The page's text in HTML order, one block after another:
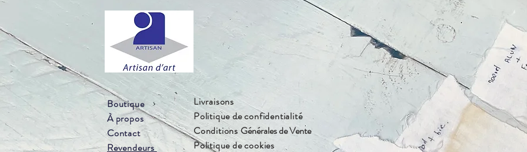
Boutique
À propos
Contact
Revendeurs
Livraisons
Politique de confidentialité
ConditionsGénérales de Vente
Politique de cookies